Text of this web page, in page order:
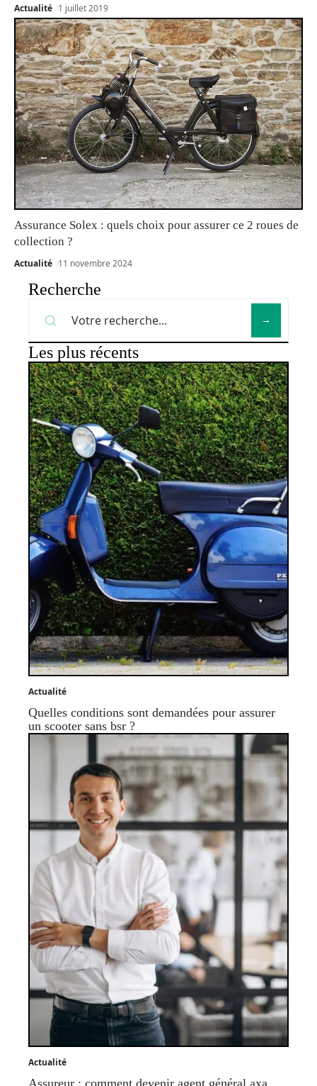
Actualité 1 juillet 2019
Assurance Solex : quels choix pour assurer ce 2 roues de
collection ?
Actualité 11 novembre 2024
Recherche
Les plus récents
Actualité
Quelles conditions sont demandées pour assurer
un scooter sans bsr ?
Actualité